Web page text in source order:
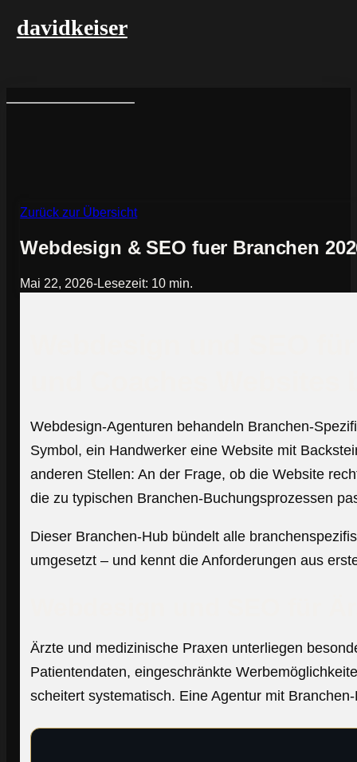
davidkeiser
Zurück zur Übersicht
Webdesign & SEO fuer Branchen
Mai 22, 2026-Lesezeit: 10 min.
Webdesign-Agenturen behandeln Branchen-
Symbol, ein Handwerker eine Website mit
anderen Stellen: An der Frage, ob die Website
die zu typischen Branchen-Buchungsprozessen
Dieser Branchen-Hub bündelt alle
umgesetzt – und kennt die Anforderungen aus
Ärzte und medizinische Praxen unterliegen
Patientendaten, eingeschränkte
scheitert systematisch. Eine Agentur mit